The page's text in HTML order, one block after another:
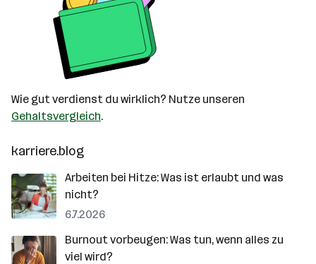
Wie gut verdienst du wirklich? Nutze unseren
Gehaltsvergleich.
karriere.blog
Arbeiten bei Hitze: Was ist erlaubt und was
nicht?
6.7.2026
Burnout vorbeugen: Was tun, wenn alles zu
viel wird?